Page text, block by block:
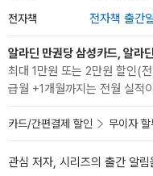
전자책 전자책 출간
알라딘 만권당 삼성카드, 알라
최대 1만원 또는 2만원 할인(
급월 +1개월까지는 전월 실적
카드/간편결제 할인 무이자 할
관심 저자, 시리즈의 출간 알